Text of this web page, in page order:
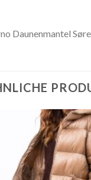
Daunenmantel